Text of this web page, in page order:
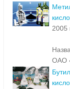
2005
ОАО